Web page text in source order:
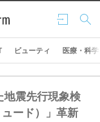
ログ
イン
検索
ビューティ 医療・科学
地震先行現象検
ード）」革新